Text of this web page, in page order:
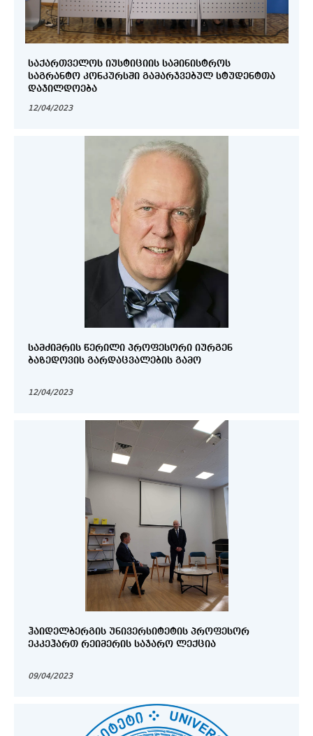
ᲡᲐᲥᲐᲠᲗᲕᲔᲚᲝᲡ ᲘᲣᲡᲢᲘᲪᲘᲘᲡ ᲡᲐᲛᲘᲜᲘᲡᲢᲠᲝᲡ
ᲡᲐᲒᲠᲐᲜᲢᲝ ᲙᲝᲜᲙᲣᲠᲡᲨᲘ ᲒᲐᲛᲐᲠᲯᲕᲔᲑᲣᲚ ᲡᲢᲣᲓᲔᲜᲢᲗᲐ
ᲓᲐᲯᲘᲚᲓᲝᲔᲑᲐ
12/04/2023
ᲡᲐᲛᲫᲘᲛᲠᲘᲡ ᲬᲔᲠᲘᲚᲘ ᲞᲠᲝᲤᲔᲡᲝᲠᲘ ᲘᲣᲠᲒᲔᲜ
ᲑᲐᲖᲔᲓᲝᲕᲘᲡ ᲒᲐᲠᲓᲐᲪᲕᲐᲚᲔᲑᲘᲡ ᲒᲐᲛᲝ
12/04/2023
ᲰᲐᲘᲓᲔᲚᲑᲔᲠᲒᲘᲡ ᲣᲜᲘᲕᲔᲠᲡᲘᲢᲔᲢᲘᲡ ᲞᲠᲝᲤᲔᲡᲝᲠ
ᲔᲙᲙᲔᲰᲐᲠᲗ ᲠᲔᲘᲛᲔᲠᲘᲡ ᲡᲐᲯᲐᲠᲝ ᲚᲔᲥᲪᲘᲐ
09/04/2023